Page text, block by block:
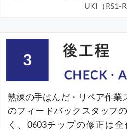
UKI（RS1-R
熟練の手はんだ・リペア作業
のフィードバックスタッフ
く、0603チップの修正は